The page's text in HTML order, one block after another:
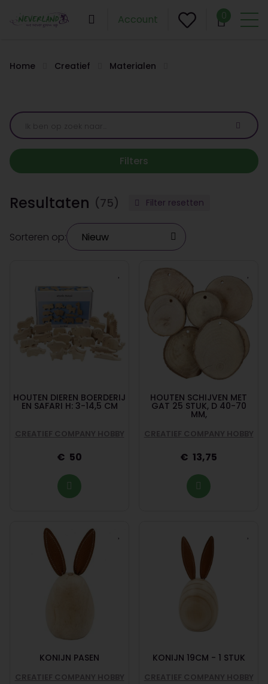
Account 0
Home Creatief Materialen
Filters
Resultaten (75) Filter resetten
Sorteren op:
HOUTEN DIEREN BOERDERIJ
EN SAFARI H: 3-14,5 CM
CREATIEF COMPANY HOBBY
50
HOUTEN SCHIJVEN MET
GAT 25 STUK, D 40-70
MM,
CREATIEF COMPANY HOBBY
13,75
KONIJN PASEN
CREATIEF COMPANY HOBBY
KONIJN 19CM - 1 STUK
CREATIEF COMPANY HOBBY